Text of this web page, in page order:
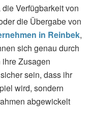
Verfügbarkeit von
die Übergabe von
in Reinbek,
sich genau durch
Zusagen
sein, dass ihr
wird, sondern
abgewickelt